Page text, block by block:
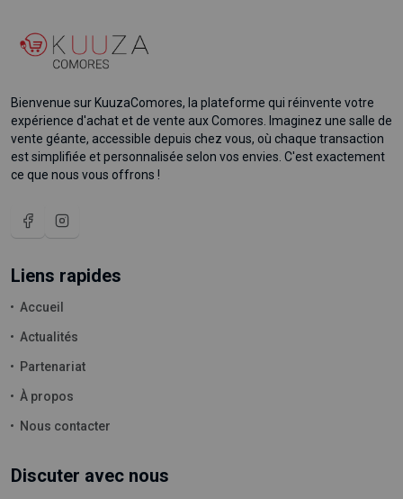
Bienvenue sur KuuzaComores, la plateforme qui réinvente votre
expérience d'achat et de vente aux Comores. Imaginez une salle de
vente géante, accessible depuis chez vous, où chaque transaction
est simplifiée et personnalisée selon vos envies. C'est exactement
ce que nous vous offrons !
Liens rapides
Accueil
Actualités
Partenariat
À propos
Nous contacter
Discuter avec nous